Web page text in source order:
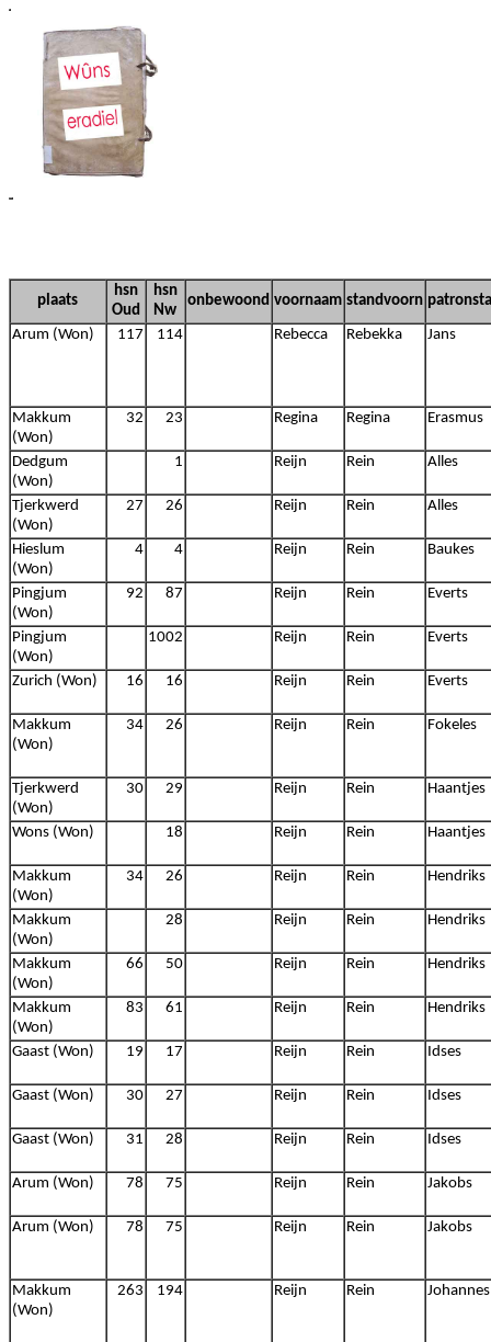
plaats
hsn
Oud
hsn
Nw
onbewoond voornaam standvoorn
Arum (Won) 117 114 Rebecca Rebekka Jans
Makkum
(Won)
32 23 Regina Regina Erasmus
Dedgum
(Won)
1 Reijn Rein Alles
Tjerkwerd
(Won)
27 26 Reijn Rein Alles
Hieslum
(Won)
4 4 Reijn Rein Baukes
Pingjum
(Won)
92 87 Reijn Rein Everts
Pingjum
(Won)
1002 Reijn Rein Everts
Zurich (Won) 16 16 Reijn Rein Everts
Makkum
(Won)
34 26 Reijn Rein Fokeles
Tjerkwerd
(Won)
30 29 Reijn Rein Haantjes
Wons (Won) 18 Reijn Rein Haantjes
Makkum
(Won)
34 26 Reijn Rein Hendriks
Makkum
(Won)
28 Reijn Rein Hendriks
Makkum
(Won)
66 50 Reijn Rein Hendriks
Makkum
(Won)
83 61 Reijn Rein Hendriks
Gaast (Won) 19 17 Reijn Rein Idses
Gaast (Won) 30 27 Reijn Rein Idses
Gaast (Won) 31 28 Reijn Rein Idses
Arum (Won) 78 75 Reijn Rein Jakobs
Arum (Won) 78 75 Reijn Rein Jakobs
Makkum
(Won)
263 194 Reijn Rein Johannes